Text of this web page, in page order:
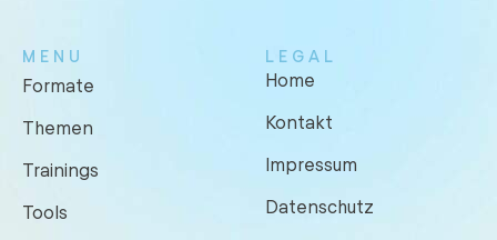
MENU
Formate
Themen
Trainings
Tools
LEGAL
Home
Kontakt
Impressum
Datenschutz